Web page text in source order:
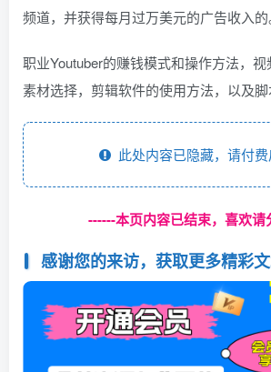
频道，并获得每月过万美元的广告收入的
职业Youtuber的赚钱模式和操作方法，
素材选择，剪辑软件的使用方法，以及
此处内容已隐藏，请付费
------本页内容已结束，喜欢请
感谢您的来访，获取更多精彩文